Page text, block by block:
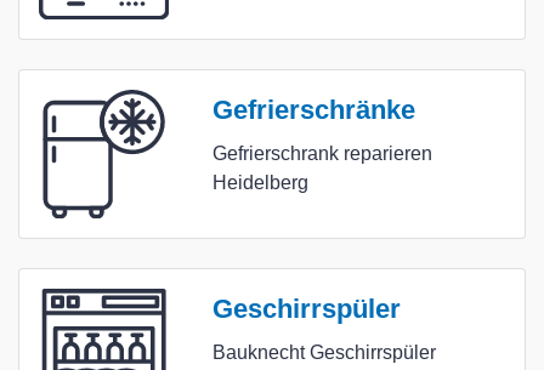
Gefrierschränke
Gefrierschrank reparieren
Heidelberg
Geschirrspüler
Bauknecht Geschirrspüler